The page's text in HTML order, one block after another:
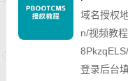
域名授权
n/视频教
登录后台